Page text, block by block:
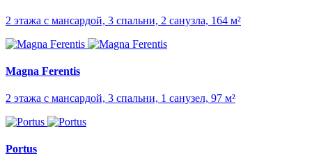
2 этажа с мансардой, 3 спальни, 2 санузла, 164 м²
Magna Ferentis
2 этажа с мансардой, 3 спальни, 1 санузел, 97 м²
Portus